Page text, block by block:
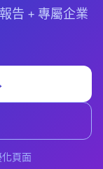
告 + 專屬企業
頁面